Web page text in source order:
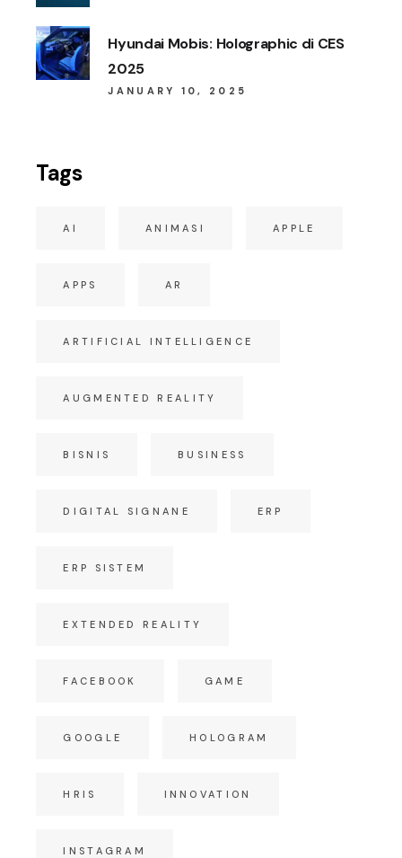
Hyundai Mobis: Holographic di CES
2025
JANUARY 10, 2025
Tags
AI ANIMASI APPLE
APPS AR
ARTIFICIAL INTELLIGENCE
AUGMENTED REALITY
BISNIS BUSINESS
DIGITAL SIGNANE ERP
ERP SISTEM
EXTENDED REALITY
FACEBOOK GAME
GOOGLE HOLOGRAM
HRIS INNOVATION
INSTAGRAM